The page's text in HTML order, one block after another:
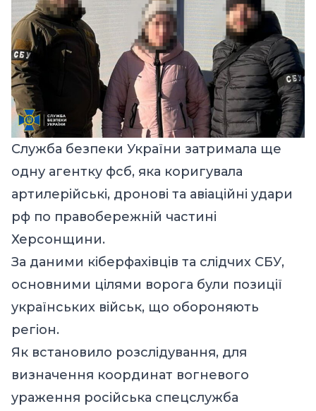
Служба безпеки України затримала ще
одну агентку фсб, яка коригувала
артилерійські, дронові та авіаційні удари
рф по правобережній частині
Херсонщини.
За даними кіберфахівців та слідчих СБУ,
основними цілями ворога були позиції
українських військ, що обороняють
регіон.
Як встановило розслідування, для
визначення координат вогневого
ураження російська спецслужба